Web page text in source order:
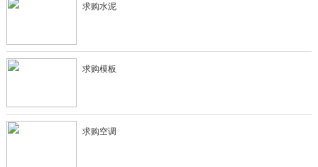
求购水泥
求购模板
求购空调